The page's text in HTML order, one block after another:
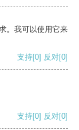
。我可以使用它来
支持[0] 反对[0]
支持[0] 反对[0]